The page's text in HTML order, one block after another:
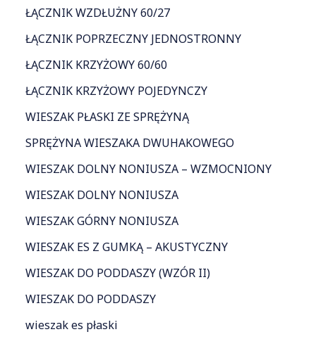
ŁĄCZNIK WZDŁUŻNY 60/27
ŁĄCZNIK POPRZECZNY JEDNOSTRONNY
ŁĄCZNIK KRZYŻOWY 60/60
ŁĄCZNIK KRZYŻOWY POJEDYNCZY
WIESZAK PŁASKI ZE SPRĘŻYNĄ
SPRĘŻYNA WIESZAKA DWUHAKOWEGO
WIESZAK DOLNY NONIUSZA – WZMOCNIONY
WIESZAK DOLNY NONIUSZA
WIESZAK GÓRNY NONIUSZA
WIESZAK ES Z GUMKĄ – AKUSTYCZNY
WIESZAK DO PODDASZY (WZÓR II)
WIESZAK DO PODDASZY
wieszak es płaski